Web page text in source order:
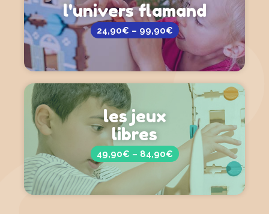
l'univers flamand
24,90€ – 99,90€
les jeux
libres
49,90€ – 84,90€